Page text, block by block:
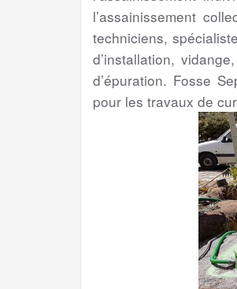
l’assainissement
techniciens,
d’installation,
d’épuration. Fosse
pour les travaux de